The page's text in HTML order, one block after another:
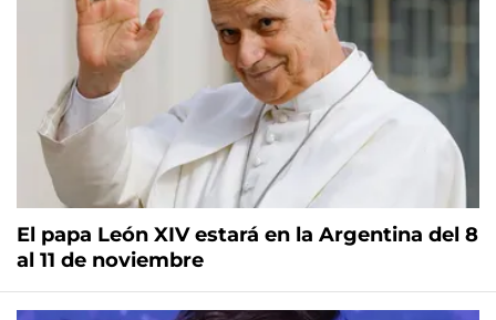
El papa León XIV estará en la Argentina del 8
al 11 de noviembre